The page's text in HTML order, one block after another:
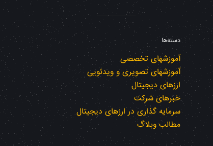
دسته‌ها
آموزشهای تخصصی
آموزشهای تصویری و ویدئویی
ارزهای دیجیتال
خبرهای شرکت
سرمایه گذاری در ارزهای دیجیتال
مطالب وبلاگ